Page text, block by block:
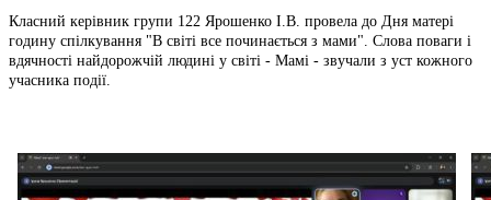
Класний керівник групи 122 Ярошенко І.В. провела до Дня матері
годину спілкування "В світі все починається з мами". Слова поваги і
вдячності найдорожчій людині у світі - Мамі - звучали з уст кожного
учасника події.